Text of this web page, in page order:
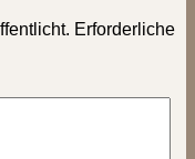
Erforderliche